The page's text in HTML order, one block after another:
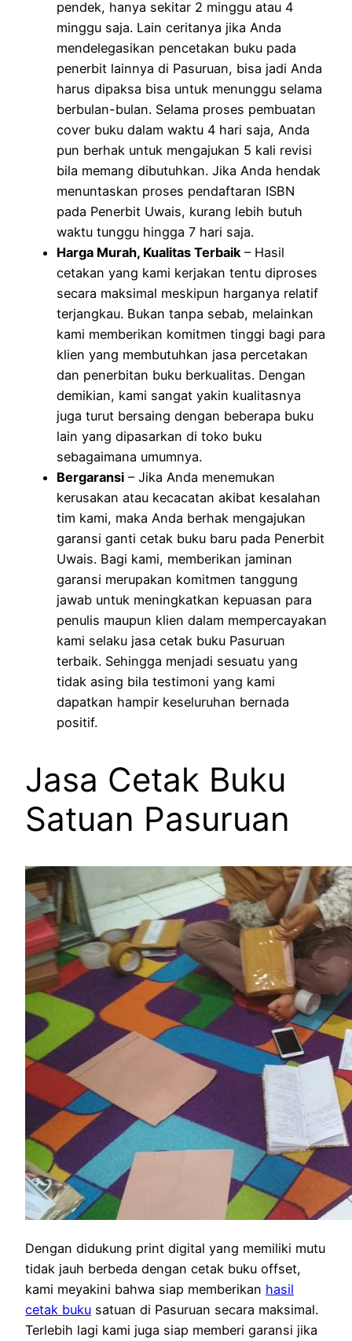
pendek, hanya sekitar 2 minggu atau 4
minggu saja. Lain ceritanya jika Anda
mendelegasikan pencetakan buku pada
penerbit lainnya di Pasuruan, bisa jadi Anda
harus dipaksa bisa untuk menunggu selama
berbulan-bulan. Selama proses pembuatan
cover buku dalam waktu 4 hari saja, Anda
pun berhak untuk mengajukan 5 kali revisi
bila memang dibutuhkan. Jika Anda hendak
menuntaskan proses pendaftaran ISBN
pada Penerbit Uwais, kurang lebih butuh
waktu tunggu hingga 7 hari saja.
Harga Murah, Kualitas Terbaik – Hasil
cetakan yang kami kerjakan tentu diproses
secara maksimal meskipun harganya relatif
terjangkau. Bukan tanpa sebab, melainkan
kami memberikan komitmen tinggi bagi para
klien yang membutuhkan jasa percetakan
dan penerbitan buku berkualitas. Dengan
demikian, kami sangat yakin kualitasnya
juga turut bersaing dengan beberapa buku
lain yang dipasarkan di toko buku
sebagaimana umumnya.
Bergaransi – Jika Anda menemukan
kerusakan atau kecacatan akibat kesalahan
tim kami, maka Anda berhak mengajukan
garansi ganti cetak buku baru pada Penerbit
Uwais. Bagi kami, memberikan jaminan
garansi merupakan komitmen tanggung
jawab untuk meningkatkan kepuasan para
penulis maupun klien dalam mempercayakan
kami selaku jasa cetak buku Pasuruan
terbaik. Sehingga menjadi sesuatu yang
tidak asing bila testimoni yang kami
dapatkan hampir keseluruhan bernada
positif.
Jasa Cetak Buku
Satuan Pasuruan
Dengan didukung print digital yang memiliki mutu
tidak jauh berbeda dengan cetak buku offset,
kami meyakini bahwa siap memberikan hasil
cetak buku satuan di Pasuruan secara maksimal.
Terlebih lagi kami juga siap memberi garansi jika